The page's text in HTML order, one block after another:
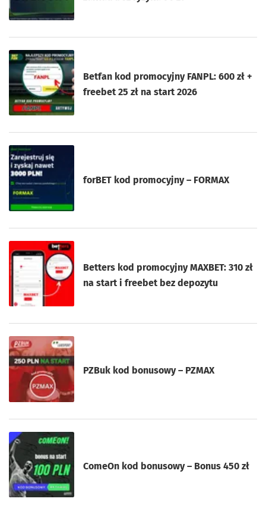
Betfan kod promocyjny FANPL: 600 zł +
freebet 25 zł na start 2026
forBET kod promocyjny – FORMAX
Betters kod promocyjny MAXBET: 310 zł
na start i freebet bez depozytu
PZBuk kod bonusowy – PZMAX
ComeOn kod bonusowy – Bonus 450 zł